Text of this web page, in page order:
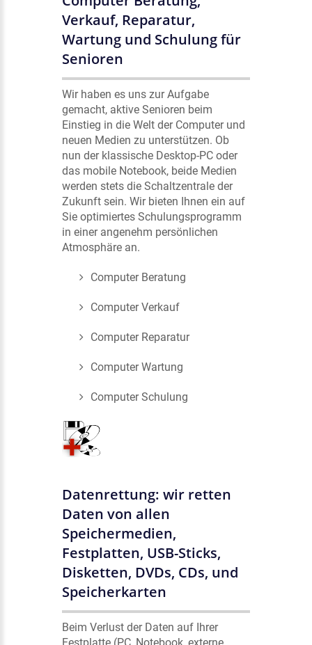
Verkauf, Reparatur,
Wartung und Schulung für
Senioren
Wir haben es uns zur Aufgabe
gemacht, aktive Senioren beim
Einstieg in die Welt der Computer und
neuen Medien zu unterstützen. Ob
nun der klassische Desktop-PC oder
das mobile Notebook, beide Medien
werden stets die Schaltzentrale der
Zukunft sein. Wir bieten Ihnen ein auf
Sie optimiertes Schulungsprogramm
in einer angenehm persönlichen
Atmosphäre an.
Computer Beratung
Computer Verkauf
Computer Reparatur
Computer Wartung
Computer Schulung
Datenrettung: wir retten
Daten von allen
Speichermedien,
Festplatten, USB-Sticks,
Disketten, DVDs, CDs, und
Speicherkarten
Beim Verlust der Daten auf Ihrer